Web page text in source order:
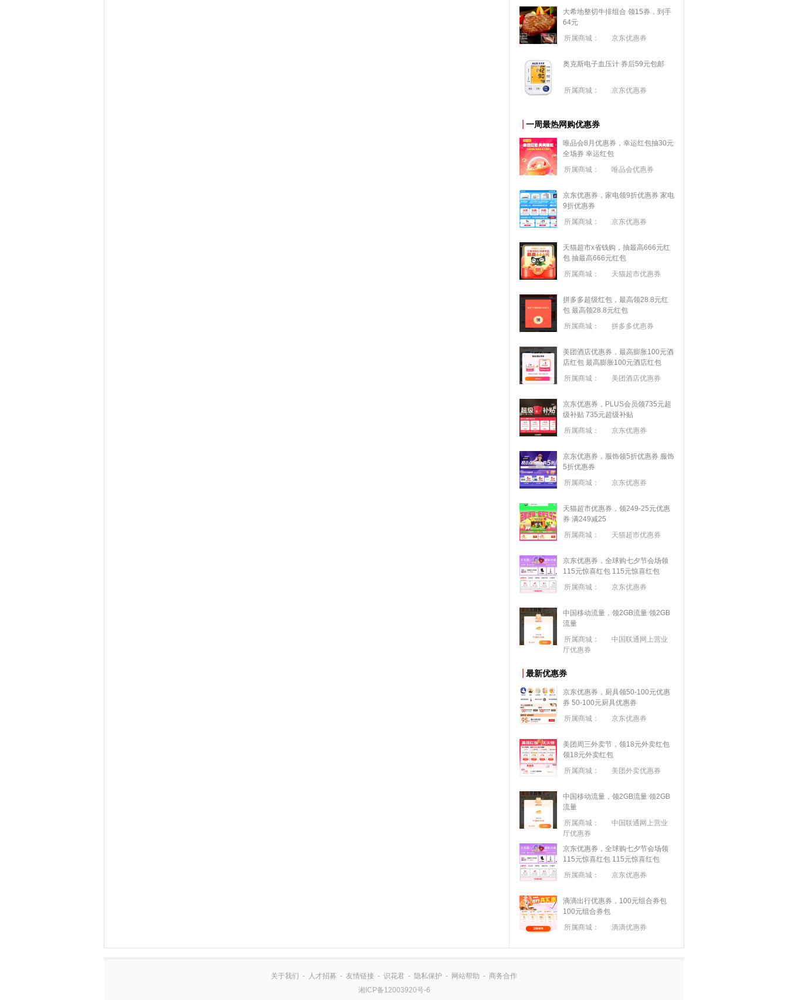
大希地整切牛排组合 领15券，到手
64元
所属商城：
京东优惠券
奥克斯电子血压计 券后59元包邮
所属商城： 京东优惠券
一周最热网购优惠券
唯品会8月优惠券，幸运红包抽30元
全场券 幸运红包
所属商城：
唯品会优惠券
京东优惠券，家电领9折优惠券 家电
9折优惠券
所属商城：
京东优惠券
天猫超市x省钱购，抽最高666元红
包 抽最高666元红包
所属商城：
天猫超市优惠券
拼多多超级红包，最高领28.8元红
包 最高领28.8元红包
所属商城：
拼多多优惠券
美团酒店优惠券，最高膨胀100元酒
店红包 最高膨胀100元酒店红包
所属商城：
美团酒店优惠券
京东优惠券，PLUS会员领735元超
级补贴 735元超级补贴
所属商城：
京东优惠券
京东优惠券，服饰领5折优惠券 服饰
5折优惠券
所属商城：
京东优惠券
天猫超市优惠券，领249-25元优惠
券 满249减25
所属商城：
天猫超市优惠券
京东优惠券，全球购七夕节会场领
115元惊喜红包 115元惊喜红包
所属商城：
京东优惠券
中国移动流量，领2GB流量 领2GB
流量
所属商城：
中国联通网上营业
厅优惠券
最新优惠券
京东优惠券，厨具领50-100元优惠
券 50-100元厨具优惠券
所属商城：
京东优惠券
美团周三外卖节，领18元外卖红包
领18元外卖红包
所属商城：
美团外卖优惠券
中国移动流量，领2GB流量 领2GB
流量
所属商城：
中国联通网上营业
厅优惠券
京东优惠券，全球购七夕节会场领
115元惊喜红包 115元惊喜红包
所属商城：
京东优惠券
滴滴出行优惠券，100元组合券包
100元组合券包
所属商城：
滴滴优惠券
关于我们 - 人才招募 - 友情链接 - 识花君 - 隐私保护 - 网站帮助 - 商务合作
湘ICP备12003920号-6